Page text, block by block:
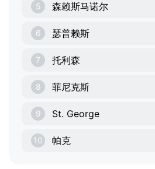
5 森赖斯马诺尔
6 瑟普赖斯
7 托利森
8 菲尼克斯
9 St. George
10 帕克